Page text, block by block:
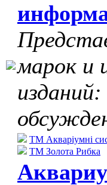
марок и
ТМ Акваріумні
ТМ Золота Рибка